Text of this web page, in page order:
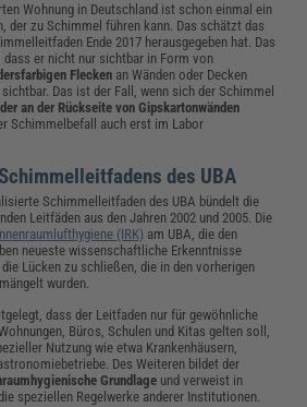
Wohnung in Deutschland ist schon einmal ein
der zu Schimmel führen kann. Das schätzt das
Ende 2017 herausgegeben hat. Das
er nicht nur sichtbar in Form von
Flecken an Wänden oder Decken
Das ist der Fall, wenn sich der Schimmel
an der Rückseite von Gipskartonwänden
Schimmelbefall auch erst im Labor
des UBA
Schimmelleitfaden des UBA bündelt die
Leitfäden aus den Jahren 2002 und 2005. Die
(IRK) am UBA, die den
neueste wissenschaftliche Erkenntnisse
Lücken zu schließen, die in den vorherigen
wurden.
dass der Leitfaden nur für gewöhnliche
Büros, Schulen und Kitas gelten soll,
Nutzung wie etwa Krankenhäusern,
Des Weiteren bildet der
Grundlage und verweist in
speziellen Regelwerke anderer Institutionen.